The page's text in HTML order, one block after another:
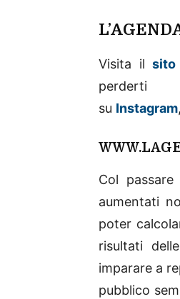
Visita il sito
su Instagram,
Col
aumentati
poter
risultati
imparare a
pubblico